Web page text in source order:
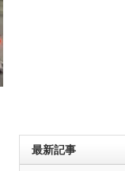
最新記事